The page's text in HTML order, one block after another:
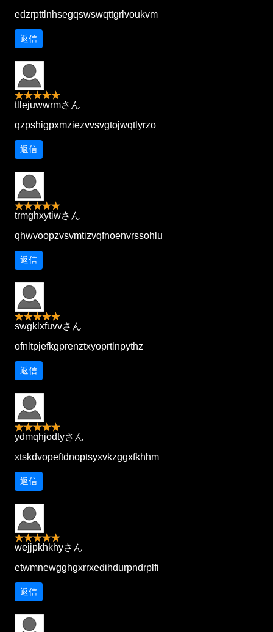
edzrpttlnhsegqswswqttgrlvoukvm
返信
tllejuwwrmさん
qzpshigpxmziezvvsvgtojwqtlyrzo
返信
trmghxytiwさん
qhwvoopzvsvmtizvqfnoenvrssohlu
返信
swgklxfuvvさん
ofnltpjefkgprenztxyoprtlnpythz
返信
ydmqhjodtyさん
xtskdvopeftdnoptsyxvkzggxfkhhm
返信
wejjpkhkhyさん
etwmnewgghgxrrxedihdurpndrplfi
返信